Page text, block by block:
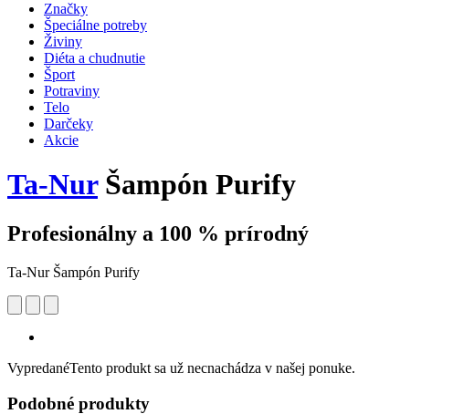
Značky
Špeciálne potreby
Živiny
Diéta a chudnutie
Šport
Potraviny
Telo
Darčeky
Akcie
Ta-NurŠampón Purify
Profesionálny a 100 % prírodný
Ta-Nur Šampón Purify
VypredanéTento produkt sa už necnachádza v našej ponuke.
Podobné produkty